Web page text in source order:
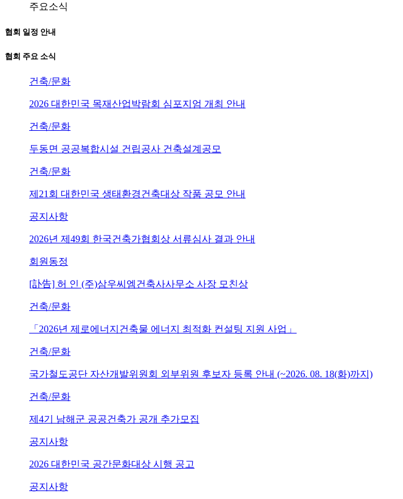
주요소식
협회 일정 안내
협회 주요 소식
건축/문화
2026 대한민국 목재산업박람회 심포지엄 개최 안내
건축/문화
두동면 공공복합시설 건립공사 건축설계공모
건축/문화
제21회 대한민국 생태환경건축대상 작품 공모 안내
공지사항
2026년 제49회 한국건축가협회상 서류심사 결과 안내
회원동정
[訃告] 허 인 (주)삼우씨엠건축사사무소 사장 모친상
건축/문화
「2026년 제로에너지건축물 에너지 최적화 컨설팅 지원 사업」
건축/문화
국가철도공단 자산개발위원회 외부위원 후보자 등록 안내 (~2026. 08. 18(화)까지)
건축/문화
제4기 남해군 공공건축가 공개 추가모집
공지사항
2026 대한민국 공간문화대상 시행 공고
공지사항